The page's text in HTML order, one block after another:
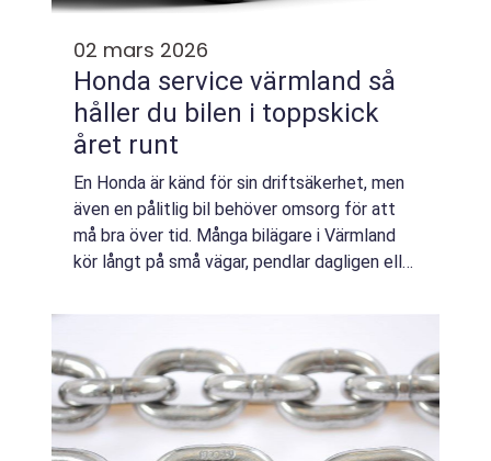
02 mars 2026
Honda service värmland så
håller du bilen i toppskick
året runt
En Honda är känd för sin driftsäkerhet, men
även en pålitlig bil behöver omsorg för att
må bra över tid. Många bilägare i Värmland
kör långt på små vägar, pendlar dagligen eller